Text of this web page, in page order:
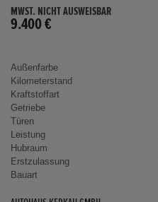
MWST. NICHT AUSWEISBAR
9.400 €
Außenfarbe
Kilometerstand
Kraftstoffart
Getriebe
Türen
Leistung
Hubraum
Erstzulassung
Bauart